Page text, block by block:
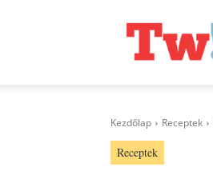
Kezdőlap Receptek
Receptek